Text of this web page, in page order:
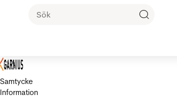
Samtycke
Information